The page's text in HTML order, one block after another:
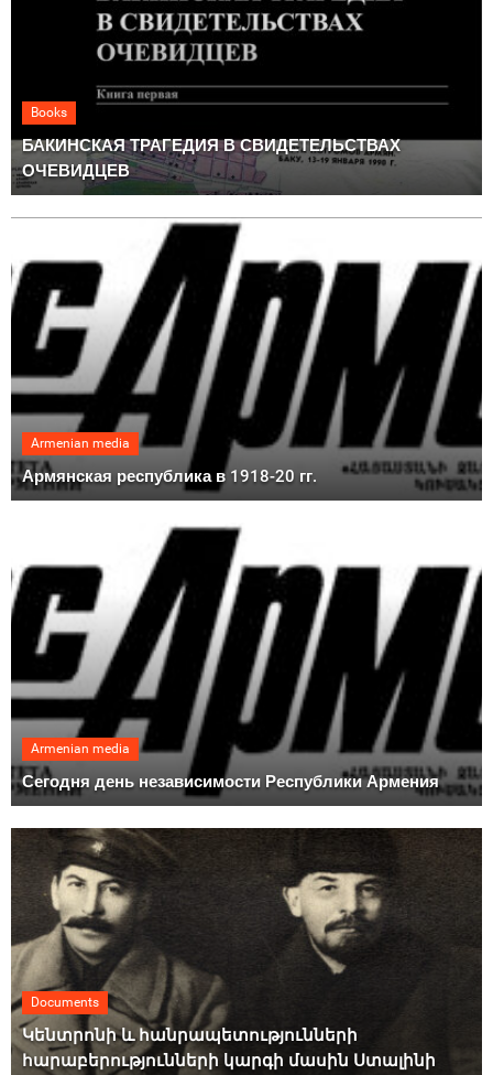
Books
БАКИНСКАЯ ТРАГЕДИЯ В СВИДЕТЕЛЬСТВАХ
ОЧЕВИДЦЕВ
Armenian media
Армянская республика в 1918-20 гг.
Armenian media
Сегодня день независимости Республики Армения
Documents
Կենտրոնի և հանրապետությունների
հարաբերությունների կարգի մասին Ստալինի